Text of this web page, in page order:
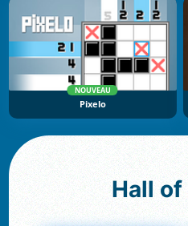
NOUVEAU
Pixelo
Hall of